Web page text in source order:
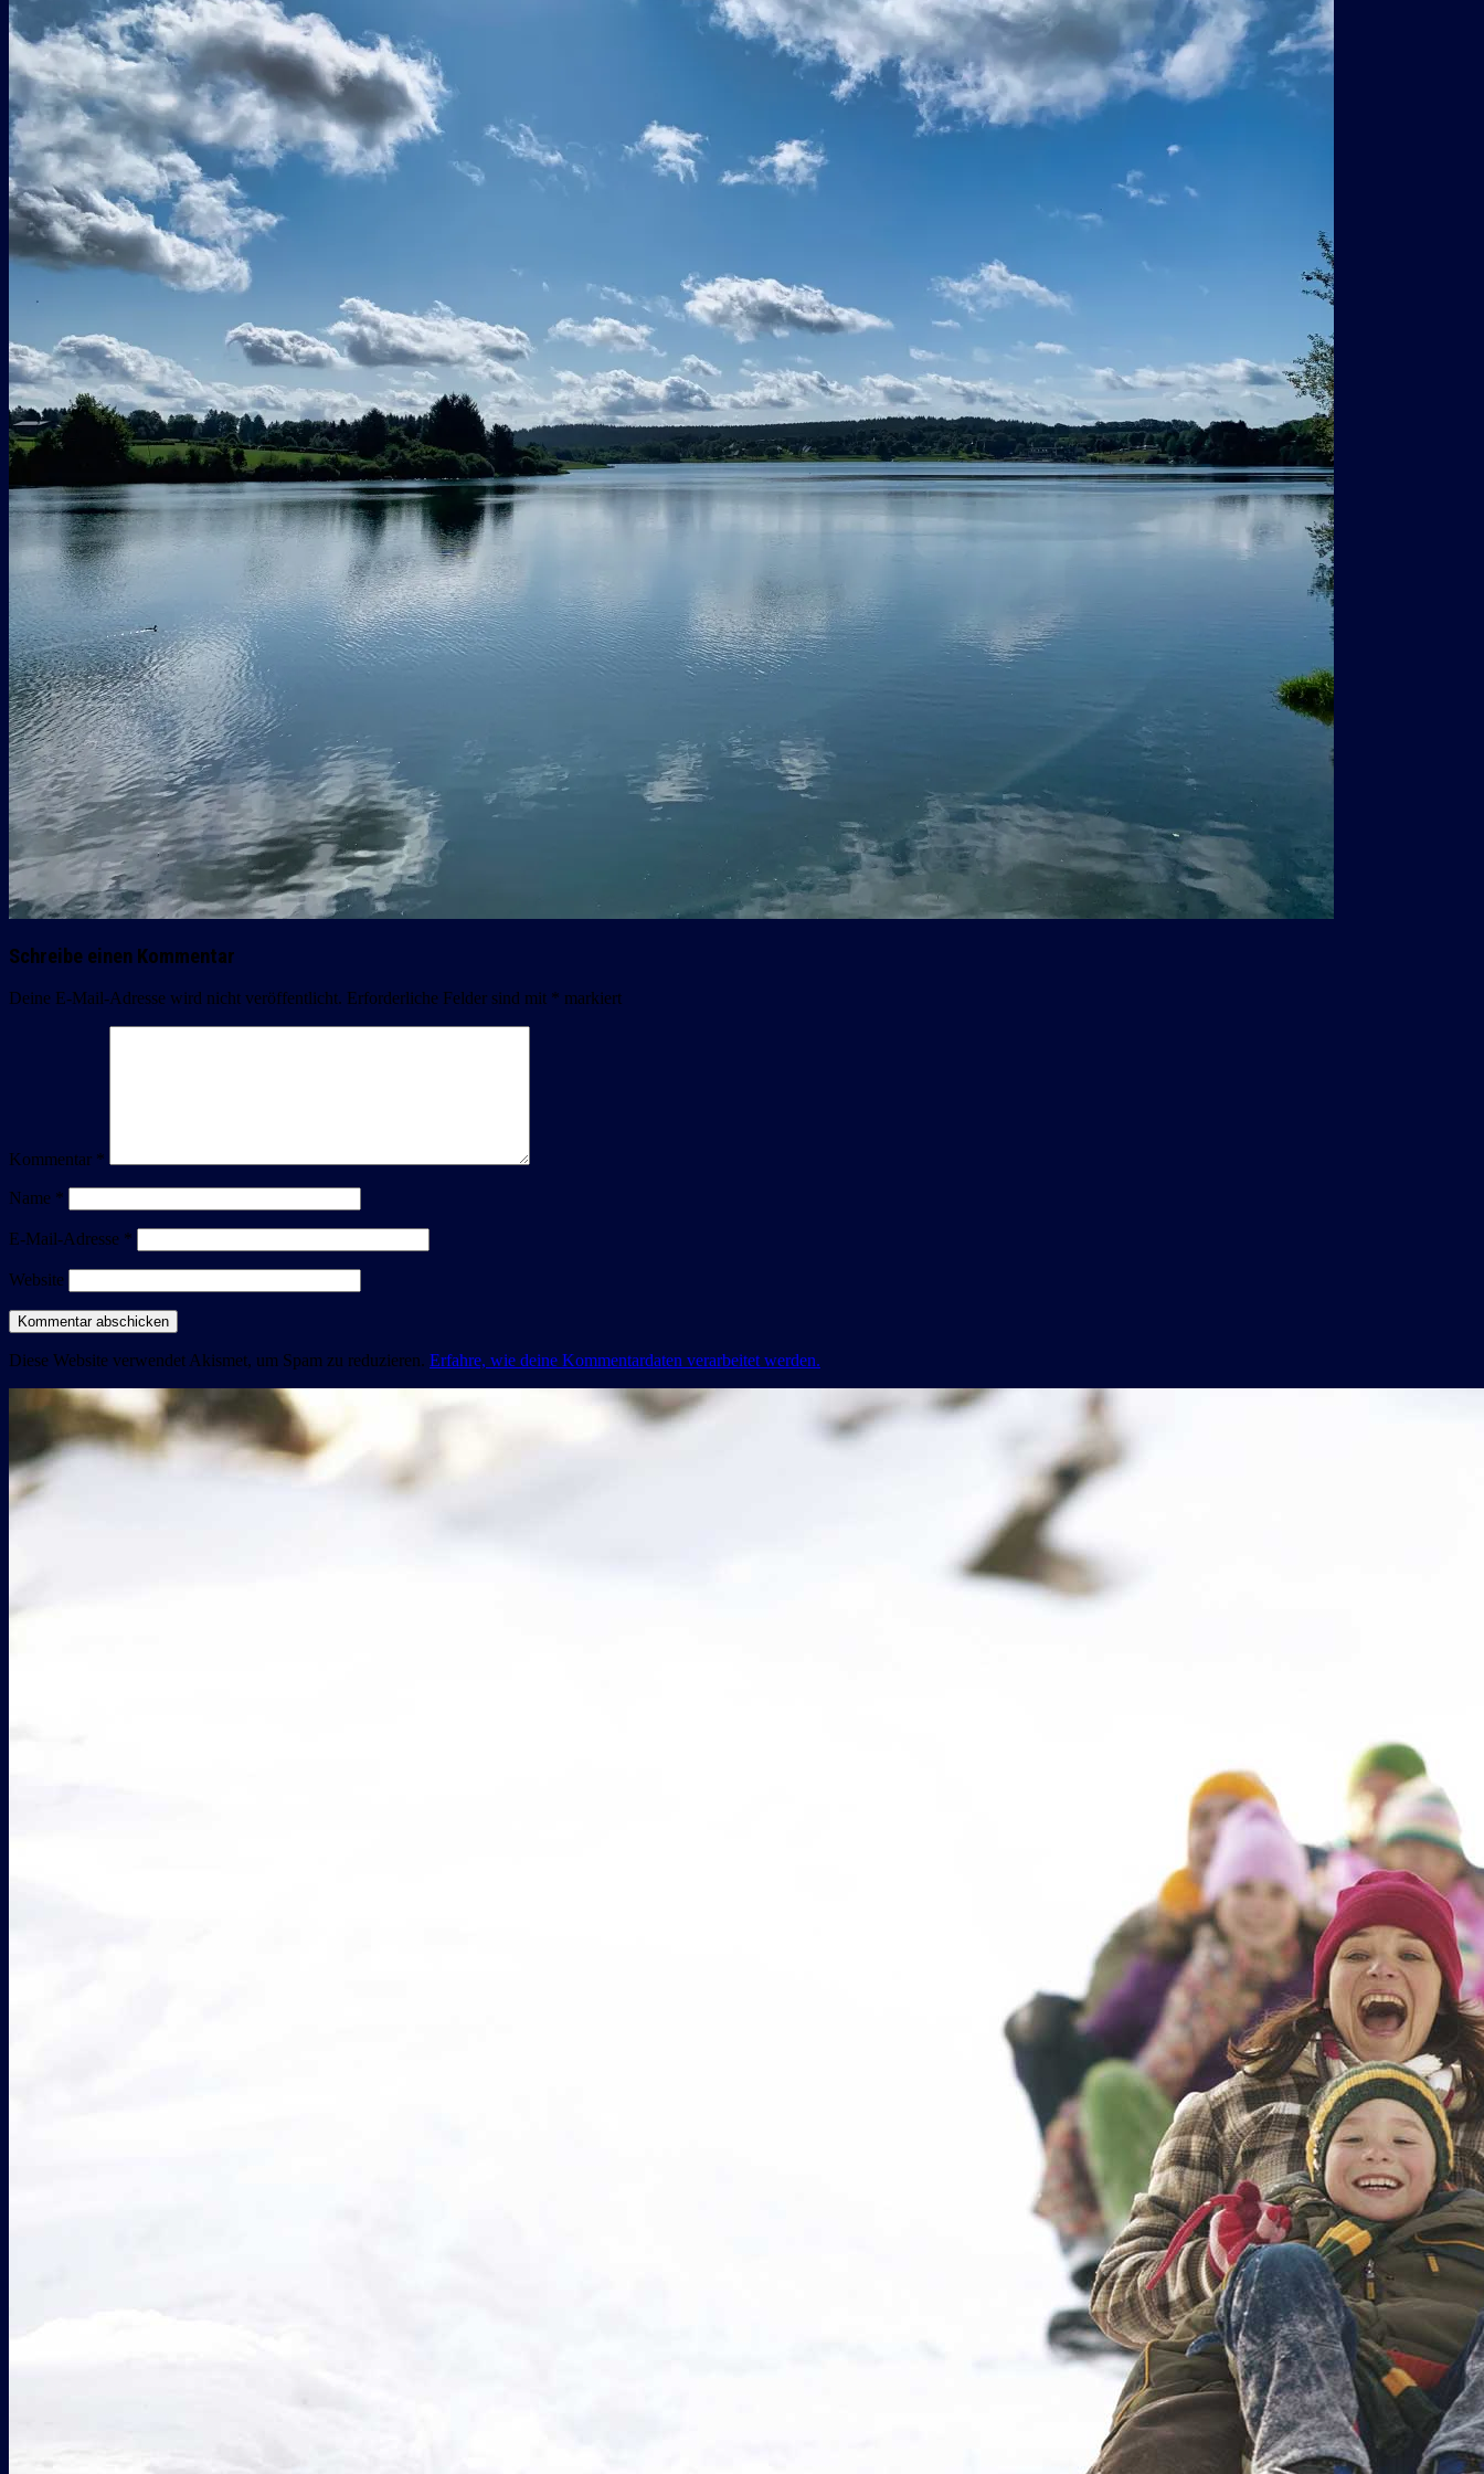
Schreibe einen Kommentar
Deine E-Mail-Adresse wird nicht veröffentlicht. Erforderliche Felder sind mit * markiert
Kommentar *
Name *
E-Mail-Adresse *
Website
Diese Website verwendet Akismet, um Spam zu reduzieren. Erfahre, wie deine Kommentardaten verarbeitet werden.